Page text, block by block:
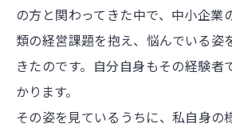
の方と関わってきた中で、中小企業
類の経営課題を抱え、悩んでいる姿
きたのです。自分自身もその経験者
かります。
その姿を見ているうちに、私自身の